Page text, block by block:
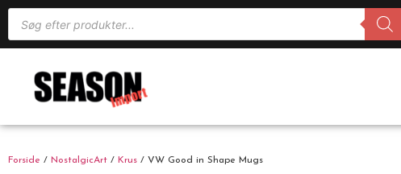
Forside / NostalgicArt / Krus / VW Good in Shape Mugs